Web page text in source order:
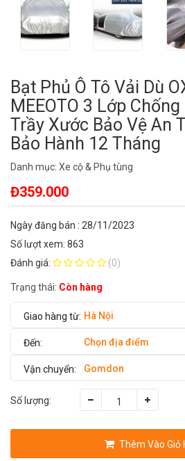
Bạt Phủ Ô Tô Vải Dù
MEEOTO 3 Lớp
Trầy Xước Bảo Vệ An
Bảo Hành 12 Tháng
Danh mục: Xe cộ & Phụ tùng
Đ359.000
Ngày đăng bán : 28/11/2023
Số lượt xem: 863
Đánh giá:
(0)
Trạng thái: Còn hàng
Hà Nội
Chọn địa điểm
Gomdon
Số lượng:
Thêm Vào Giỏ